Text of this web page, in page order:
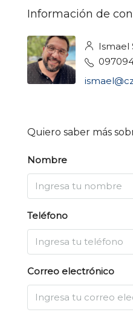
Información de
Ismael
Quiero saber más
Nombre
Teléfono
Correo electrónico